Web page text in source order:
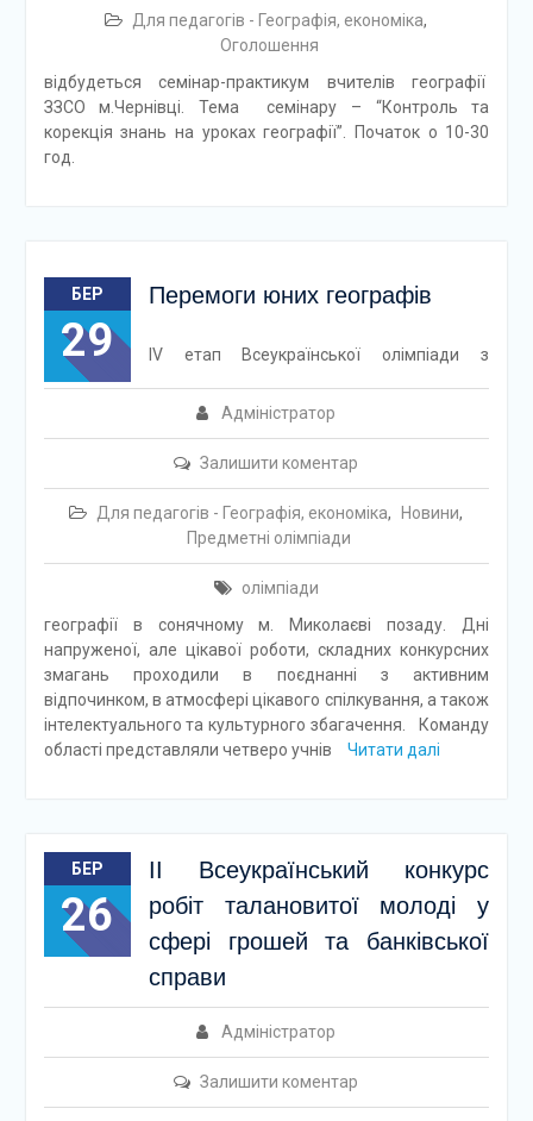
Для педагогів - Географія, економіка,
Оголошення
відбудеться семінар-практикум вчителів географії
ЗЗСО м.Чернівці. Тема семінару – “Контроль та
корекція знань на уроках географії”. Початок о 10-30
год.
БЕР
29
Перемоги юних географів
Адміністратор
Залишити коментар
Для педагогів - Географія, економіка, Новини,
Предметні олімпіади
олімпіади
ІV етап Всеукраїнської олімпіади з
географії в сонячному м. Миколаєві позаду. Дні
напруженої, але цікавої роботи, складних конкурсних
змагань проходили в поєднанні з активним
відпочинком, в атмосфері цікавого спілкування, а також
інтелектуального та культурного збагачення. Команду
області представляли четверо учнів
Читати далі
БЕР
26
ІІ Всеукраїнський конкурс
робіт талановитої молоді у
сфері грошей та банківської
справи
Адміністратор
Залишити коментар